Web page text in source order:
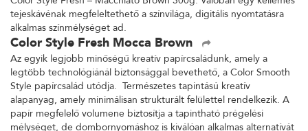
tejeskávénak megfeleltethető a színvilága, digitális nyomtatásra
alkalmas színmélységet ad.
Color Style Fresh Mocca Brown
Az egyik legjobb minőségű kreatív papírcsaládunk, amely a
legtöbb technológiánál biztonsággal bevethető, a Color Smooth
Style papírcsalád utódja. Természetes tapintású kreatív
alapanyag, amely minimálisan strukturált felülettel rendelkezik. A
papír megfelelő volumene biztosítja a tapintható prégelési
mélységet, de dombornyomáshoz is kiválóan alkalmas alternatívát